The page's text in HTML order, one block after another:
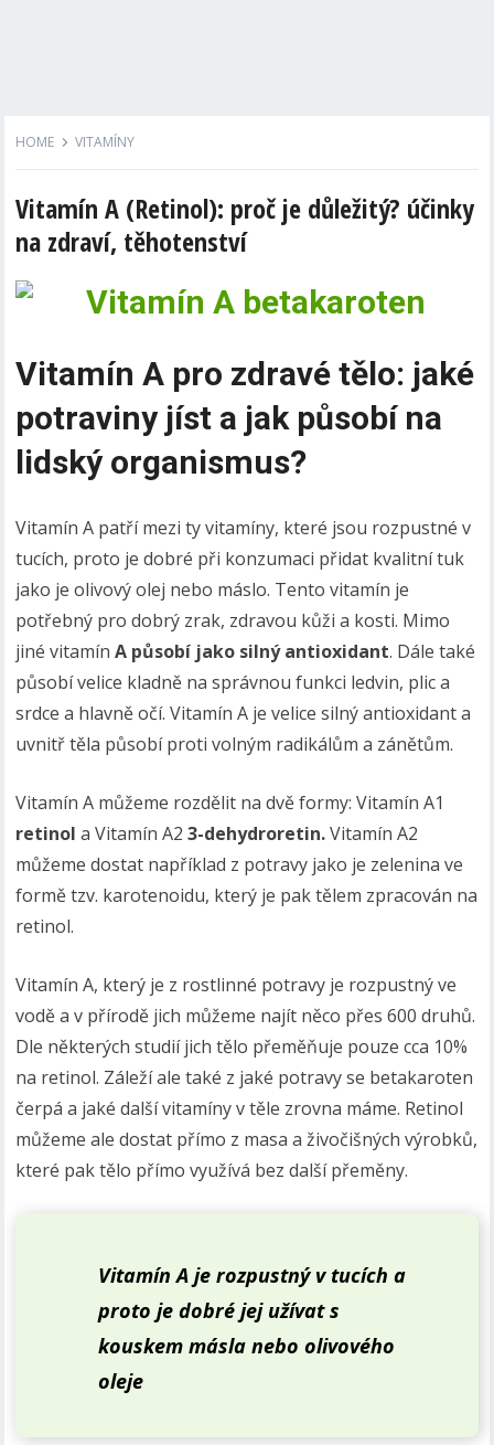
HOME VITAMÍNY
Vitamín A (Retinol): proč je důležitý? účinky
na zdraví, těhotenství
Vitamín A pro zdravé tělo: jaké
potraviny jíst a jak působí na
lidský organismus?
Vitamín A patří mezi ty vitamíny, které jsou rozpustné v
tucích, proto je dobré při konzumaci přidat kvalitní tuk
jako je olivový olej nebo máslo. Tento vitamín je
potřebný pro dobrý zrak, zdravou kůži a kosti. Mimo
jiné vitamínA působí jako silný antioxidant. Dále také
působí velice kladně na správnou funkci ledvin, plic a
srdce a hlavně očí. Vitamín A je velice silný antioxidant a
uvnitř těla působí proti volným radikálům a zánětům.
Vitamín A můžeme rozdělit na dvě formy: Vitamín A1
retinol a Vitamín A23-dehydroretin.Vitamín A2
můžeme dostat například z potravy jako je zelenina ve
formě tzv. karotenoidu, který je pak tělem zpracován na
retinol.
Vitamín A, který je z rostlinné potravy je rozpustný ve
vodě a v přírodě jich můžeme najít něco přes 600 druhů.
Dle některých studií jich tělo přeměňuje pouze cca 10%
na retinol. Záleží ale také z jaké potravy se betakaroten
čerpá a jaké další vitamíny v těle zrovna máme. Retinol
můžeme ale dostat přímo z masa a živočišných výrobků,
které pak tělo přímo využívá bez další přeměny.
Vitamín A je rozpustný v tucích a
proto je dobré jej užívat s
kouskem másla nebo olivového
oleje